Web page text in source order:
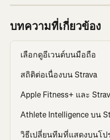
บทความที่เกี่ยวข้อง
เลือกดูอีเวนต์บนมือถือ
สถิติต่อเนื่องบน Strava
Apple Fitness+ และ
Athlete Intelligence บน
วิธีเปลี่ยนทีมที่แสดงบนโ